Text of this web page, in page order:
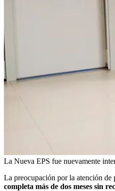
La Nueva EPS fue nuevamente
La preocupación por la atención de
completa más de dos meses sin